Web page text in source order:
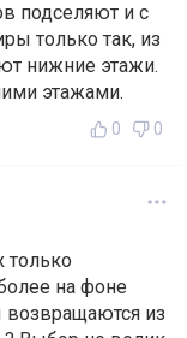
подселяют и с
только так, из
нижние этажи.
этажами.
0 0
только
на фоне
возвращаются из